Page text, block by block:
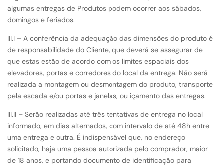
algumas entregas de Produtos podem ocorrer aos sábados,
domingos e feriados.
III.I – A conferência da adequação das dimensões do produto é
de responsabilidade do Cliente, que deverá se assegurar de
que estas estão de acordo com os limites espaciais dos
elevadores, portas e corredores do local da entrega. Não será
realizada a montagem ou desmontagem do produto, transporte
pela escada e/ou portas e janelas, ou içamento das entregas.
III.II – Serão realizadas até três tentativas de entrega no local
informado, em dias alternados, com intervalo de até 48h entre
uma entrega e outra. É indispensável que, no endereço
solicitado, haja uma pessoa autorizada pelo comprador, maior
de 18 anos, e portando documento de identificação para